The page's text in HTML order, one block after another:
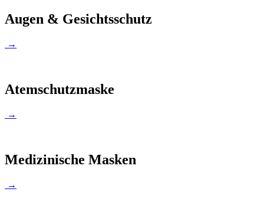
Augen & Gesichtsschutz
→
Atemschutzmaske
→
Medizinische Masken
→